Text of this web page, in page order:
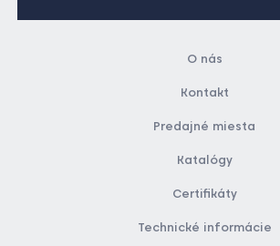
O nás
Kontakt
Predajné miesta
Katalógy
Certifikáty
Technické informácie